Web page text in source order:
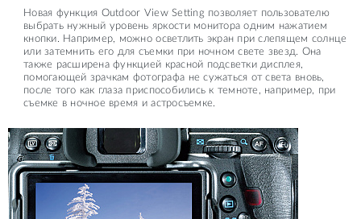
Новая функция Outdoor View Setting позволяет пользователю
выбрать нужный уровень яркости монитора одним нажатием
кнопки. Например, можно осветлить экран при слепящем солнце
или затемнить его для съемки при ночном свете звезд. Она
также расширена функцией красной подсветки дисплея,
помогающей зрачкам фотографа не сужаться от света вновь,
после того как глаза приспособились к темноте, например, при
съемке в ночное время и астросъемке.